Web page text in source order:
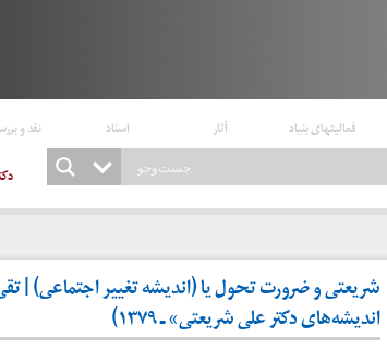
فعالیتهای بنیاد آثار اسناد نقد و
شریعتی و ضرورت تحول یا (اندیشه تغییر اجتماعی) |
اندیشه‌های دکتر علی شریعتی» ـ ۱۳۷۹)